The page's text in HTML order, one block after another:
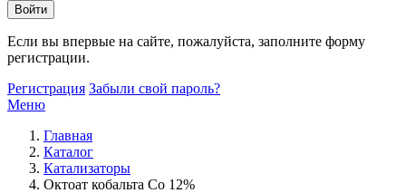
Войти
Если вы впервые на сайте, пожалуйста, заполните форму
регистрации.
Регистрация Забыли свой пароль?
Меню
Главная
Каталог
Катализаторы
Октоат кобальта Co 12%